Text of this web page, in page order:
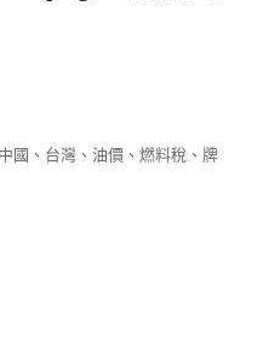
陸油價比台灣高〉
標
中國 、 台灣 、油價 、燃料稅 、 牌